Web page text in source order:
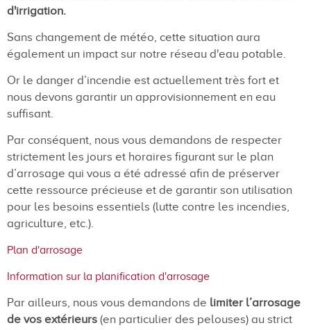
d'irrigation.
Sans changement de météo, cette situation aura
également un impact sur notre réseau d'eau potable.
Or le danger d’incendie est actuellement très fort et
nous devons garantir un approvisionnement en eau
suffisant.
Par conséquent, nous vous demandons de respecter
strictement les jours et horaires figurant sur le plan
d’arrosage qui vous a été adressé afin de préserver
cette ressource précieuse et de garantir son utilisation
pour les besoins essentiels (lutte contre les incendies,
agriculture, etc.).
Plan d'arrosage
Information sur la planification d'arrosage
Par ailleurs, nous vous demandons de limiter l’arrosage
de vos extérieurs (en particulier des pelouses) au strict